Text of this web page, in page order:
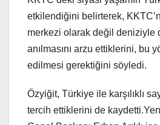
etkilendiğini belirterek,
merkezi olarak değil deniziyle
anılmasını arzu ettiklerini, bu
edilmesi gerektiğini söyledi.
Özyiğit, Türkiye ile karşılıklı
tercih ettiklerini de